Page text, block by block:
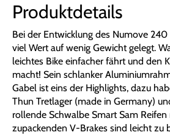
Produktdetails
Bei der Entwicklung des Numove
viel Wert auf wenig Gewicht gelegt.
leichtes Bike einfacher fährt und den
macht! Sein schlanker
Gabel ist eins der Highlights, dazu
Thun Tretlager (made in Germany)
rollende Schwalbe Smart Sam
zupackenden V-Brakes sind leicht zu